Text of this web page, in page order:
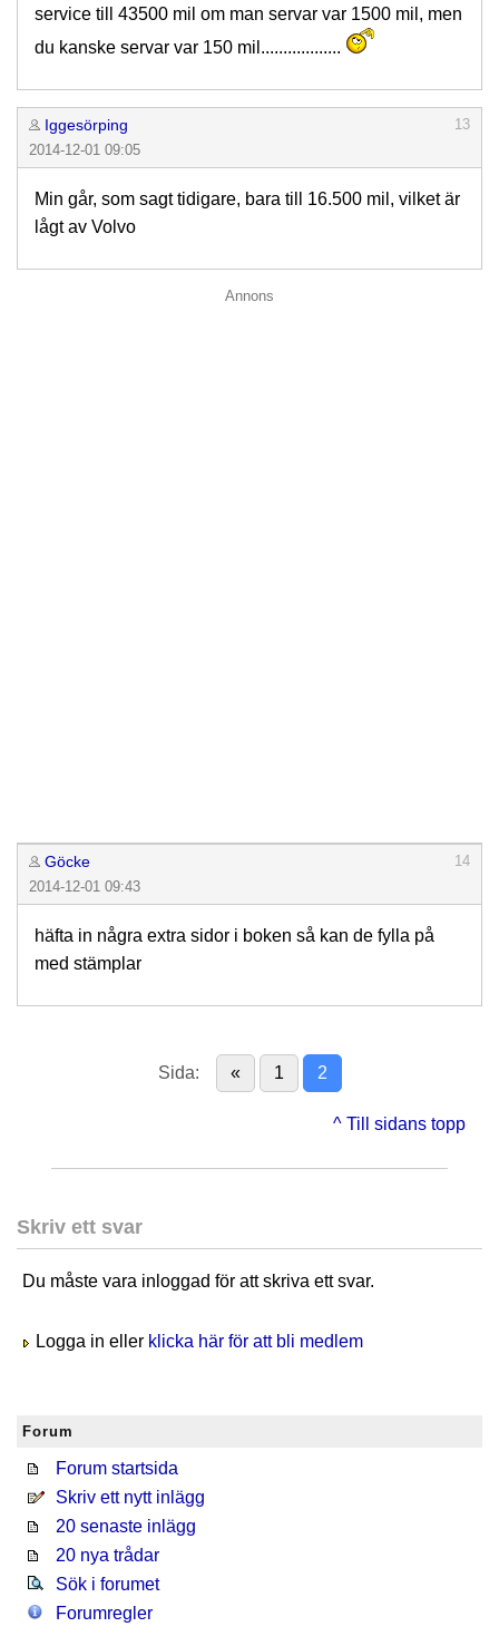
service till 43500 mil om man servar var 1500 mil, men
du kanske servar var 150 mil..................
Iggesörping
13
2014-12-01 09:05
Min går, som sagt tidigare, bara till 16.500 mil, vilket är
lågt av Volvo
Annons
Göcke
14
2014-12-01 09:43
häfta in några extra sidor i boken så kan de fylla på
med stämplar
Sida: « 1 2
^ Till sidans topp
Skriv ett svar
Du måste vara inloggad för att skriva ett svar.
Logga in eller klicka här för att bli medlem
Forum
Forum startsida
Skriv ett nytt inlägg
20 senaste inlägg
20 nya trådar
Sök i forumet
Forumregler